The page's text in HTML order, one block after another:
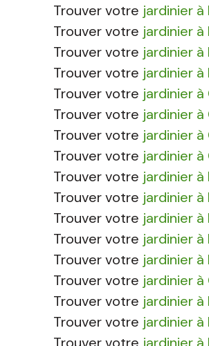
Trouver votre jardinier
Trouver votre jardinier
Trouver votre jardinier
Trouver votre jardinier
Trouver votre jardinier
Trouver votre jardinier
Trouver votre jardinier
Trouver votre jardinier
Trouver votre jardinier
Trouver votre jardinier à
Trouver votre jardinier
Trouver votre jardinier
Trouver votre jardinier à
Trouver votre jardinier
Trouver votre jardinier
Trouver votre jardinier